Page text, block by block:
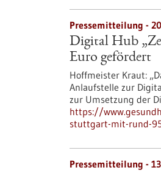
Pressemitteilung -
Digital Hub
Euro gefördert
Hoffmeister Kraut:
Anlaufstelle zur
zur Umsetzung der
https://
stuttgart-mit-rund-
Pressemitteilung -